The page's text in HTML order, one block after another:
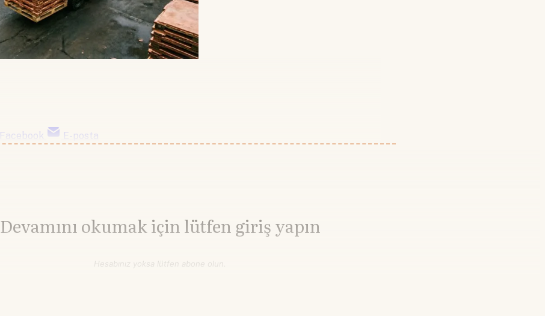
Facebook E-posta
Devamını okumak için lütfen giriş yapın
Hesabınız yoksa lütfen abone olun.